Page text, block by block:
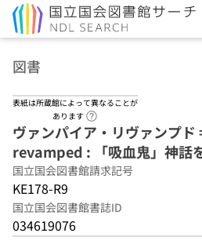
図書
表紙は所蔵館によって異なることが
あります
ヴァンパイア・リヴァンプ
revamped : 「吸血鬼」神話
国立国会図書館請求記号
KE178-R9
国立国会図書館書誌ID
034619076